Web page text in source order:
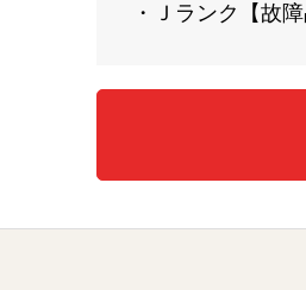
・Ｊランク【故